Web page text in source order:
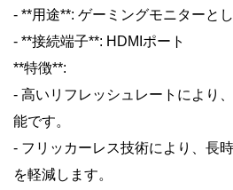
- **用途**: ゲーミングモニターと
- **接続端子**: HDMIポート
**特徴**:
- 高いリフレッシュレートにより
能です。
- フリッカーレス技術により、長
を軽減します。